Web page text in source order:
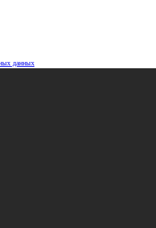
данных